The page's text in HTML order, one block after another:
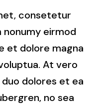
consetetur
nonumy eirmod
et dolore magna
At vero
dolores et ea
no sea